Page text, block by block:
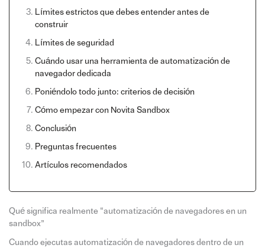
Límites estrictos que debes entender antes de
construir
Límites de seguridad
Cuándo usar una herramienta de automatización de
navegador dedicada
Poniéndolo todo junto: criterios de decisión
Cómo empezar con Novita Sandbox
Conclusión
Preguntas frecuentes
Artículos recomendados
Qué significa realmente “automatización de navegadores en un
sandbox”
Cuando ejecutas automatización de navegadores dentro de un